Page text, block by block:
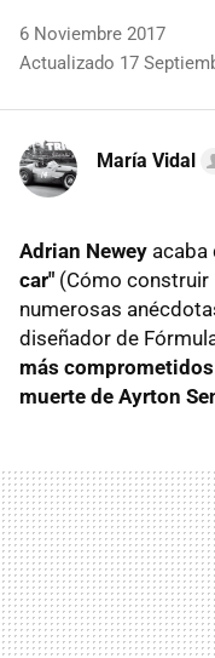
6 Noviembre 2017
Actualizado 17
María Vidal
Adrian Newey acaba
car" (Cómo construir
numerosas
diseñador de
más
muerte de Ayrton